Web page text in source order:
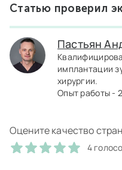
Статью проверил
Пастьян
имплантации
хирургии.
Опыт работы -
Оцените качество
4